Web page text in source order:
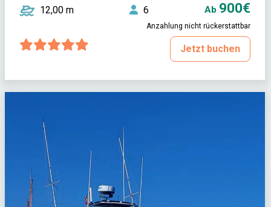
12,00 m 6 Ab 900€
Anzahlung nicht rückerstattbar
Jetzt buchen